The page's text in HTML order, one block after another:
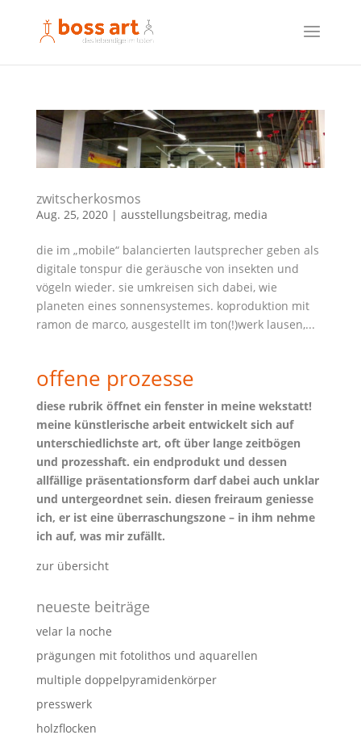
zwitscherkosmos
Aug. 25, 2020| ausstellungsbeitrag, media
die im „mobile“ balancierten lautsprecher geben als
digitale tonspur die geräusche von insekten und
vögeln wieder. sie umkreisen sich dabei, wie
planeten eines sonnensystemes. koproduktion mit
ramon de marco, ausgestellt im ton(!)werk lausen,...
offene prozesse
diese rubrik öffnet ein fenster in meine wekstatt!
meine künstlerische arbeit entwickelt sich auf
unterschiedlichste art, oft über lange zeitbögen
und prozesshaft. ein endprodukt und dessen
allfällige präsentations­form darf dabei auch unklar
und untergeordnet sein. diesen freiraum geniesse
ich, er ist eine überraschungs­zone – in ihm nehme
ich auf, was mir zufällt.
zur übersicht
neueste beiträge
velar la noche
prägungen mit fotolithos und aquarellen
multiple doppelpyramidenkörper
presswerk
holzflocken